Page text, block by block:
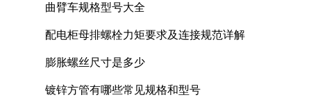
曲臂车规格型号大全
配电柜母排螺栓力矩要求及连接规范详解
膨胀螺丝尺寸是多少
镀锌方管有哪些常见规格和型号